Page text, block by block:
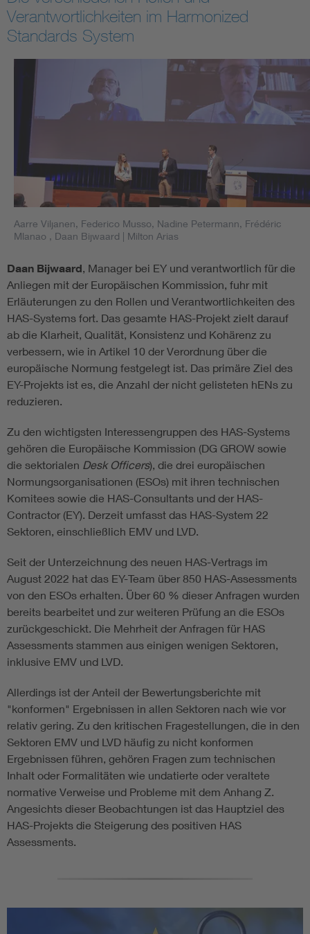
Verantwortlichkeiten im Harmonized
Standards System
Aarre Viljanen, Federico Musso, Nadine Petermann, Frédéric
Mlanao , Daan Bijwaard | Milton Arias
Daan Bijwaard, Manager bei EY und verantwortlich für die
Anliegen mit der Europäischen Kommission, fuhr mit
Erläuterungen zu den Rollen und Verantwortlichkeiten des
HAS-Systems fort. Das gesamte HAS-Projekt zielt darauf
ab die Klarheit, Qualität, Konsistenz und Kohärenz zu
verbessern, wie in Artikel 10 der Verordnung über die
europäische Normung festgelegt ist. Das primäre Ziel des
EY-Projekts ist es, die Anzahl der nicht gelisteten hENs zu
reduzieren.
Zu den wichtigsten Interessengruppen des HAS-Systems
gehören die Europäische Kommission (DG GROW sowie
die sektorialen Desk Officers), die drei europäischen
Normungsorganisationen (ESOs) mit ihren technischen
Komitees sowie die HAS-Consultants und der HAS-
Contractor (EY). Derzeit umfasst das HAS-System 22
Sektoren, einschließlich EMV und LVD.
Seit der Unterzeichnung des neuen HAS-Vertrags im
August 2022 hat das EY-Team über 850 HAS-Assessments
von den ESOs erhalten. Über 60 % dieser Anfragen wurden
bereits bearbeitet und zur weiteren Prüfung an die ESOs
zurückgeschickt. Die Mehrheit der Anfragen für HAS
Assessments stammen aus einigen wenigen Sektoren,
inklusive EMV und LVD.
Allerdings ist der Anteil der Bewertungsberichte mit
"konformen" Ergebnissen in allen Sektoren nach wie vor
relativ gering. Zu den kritischen Fragestellungen, die in den
Sektoren EMV und LVD häufig zu nicht konformen
Ergebnissen führen, gehören Fragen zum technischen
Inhalt oder Formalitäten wie undatierte oder veraltete
normative Verweise und Probleme mit dem Anhang Z.
Angesichts dieser Beobachtungen ist das Hauptziel des
HAS-Projekts die Steigerung des positiven HAS
Assessments.